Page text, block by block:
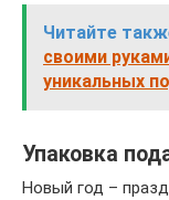
Читайте
своими
уникальных
Упаковка
Новый год –